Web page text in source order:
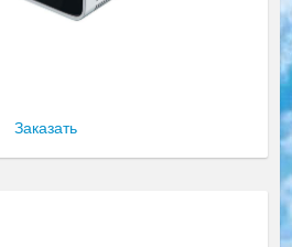
Заказать